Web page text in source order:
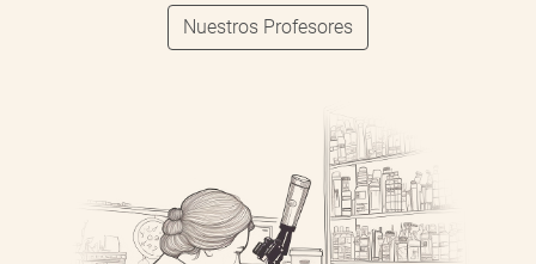
Nuestros Profesores